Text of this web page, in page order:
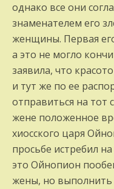
однако все они
знамена­телем его
женщины. Первая
а это не могло
заявила, что
и тут же по ее
отправиться на тот
жене положенное
хиосского царя
просьбе истре­бил
это Ойнопион
жены, но